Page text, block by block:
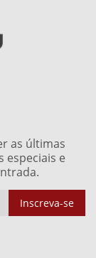
as últimas
especiais e
Inscreva-se